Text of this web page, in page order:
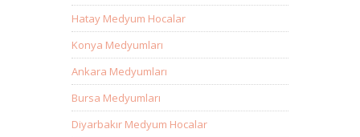
Hatay Medyum Hocalar
Konya Medyumları
Ankara Medyumları
Bursa Medyumları
Diyarbakır Medyum Hocalar